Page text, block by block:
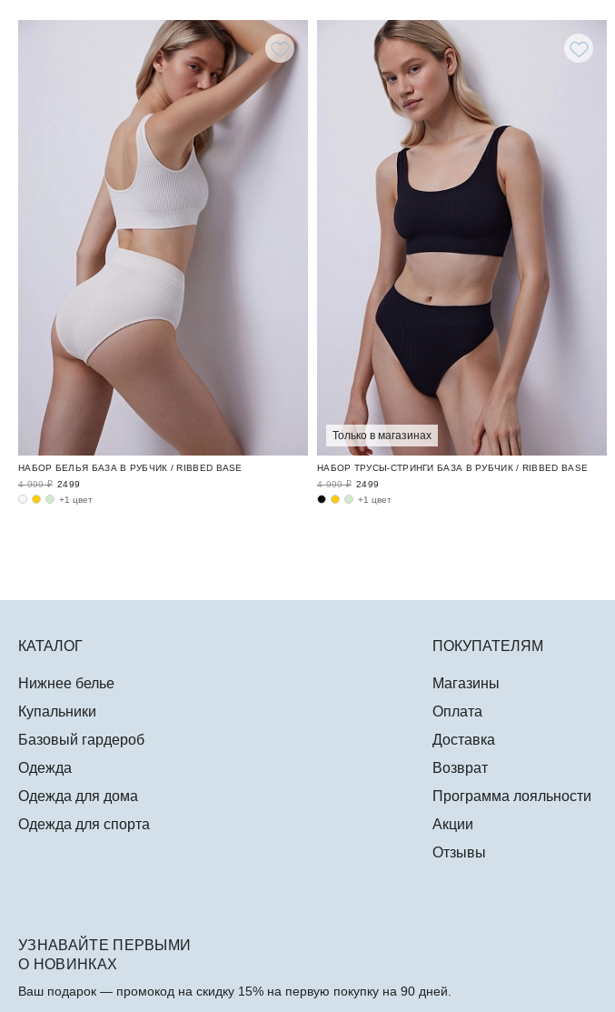
НАБОР БЕЛЬЯ БАЗА В РУБЧИК / RIBBED BASE
4 999 ₽ 2499
+1 цвет
Только в магазинах
НАБОР ТРУСЫ-СТРИНГИ БАЗА В РУБЧИК / RIBBED BASE
4 999 ₽ 2499
+1 цвет
КАТАЛОГ
Нижнее белье
Купальники
Базовый гардероб
Одежда
Одежда для дома
Одежда для спорта
ПОКУПАТЕЛЯМ
Магазины
Оплата
Доставка
Возврат
Программа лояльности
Акции
Отзывы
УЗНАВАЙТЕ ПЕРВЫМИ
О НОВИНКАХ
Ваш подарок — промокод на скидку 15% на первую покупку на 90 дней.